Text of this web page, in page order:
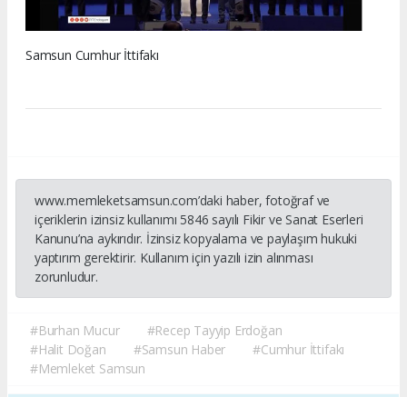
Samsun Cumhur İttifakı
www.memleketsamsun.com’daki haber, fotoğraf ve
içeriklerin izinsiz kullanımı 5846 sayılı Fikir ve Sanat Eserleri
Kanunu’na aykırıdır. İzinsiz kopyalama ve paylaşım hukuki
yaptırım gerektirir. Kullanım için yazılı izin alınması
zorunludur.
#Burhan Mucur
#Recep Tayyip Erdoğan
#Halit Doğan
#Samsun Haber
#Cumhur İttifakı
#Memleket Samsun